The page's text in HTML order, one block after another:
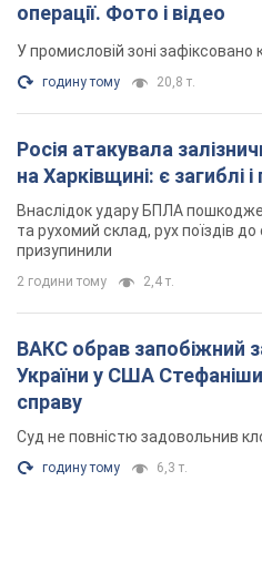
операції. Фото і відео
У промисловій зоні зафіксовано
годину тому 20,8 т.
Росія атакувала
на Харківщині: є загиблі і
Внаслідок удару БПЛА
та рухомий склад, рух поїздів
призупинили
2 години тому 2,4 т.
ВАКС обрав запобіжний захід експосолці
України у США Стефанішиній: що відомо про
справу
Суд не повністю задовольнив
годину тому 6,3 т.